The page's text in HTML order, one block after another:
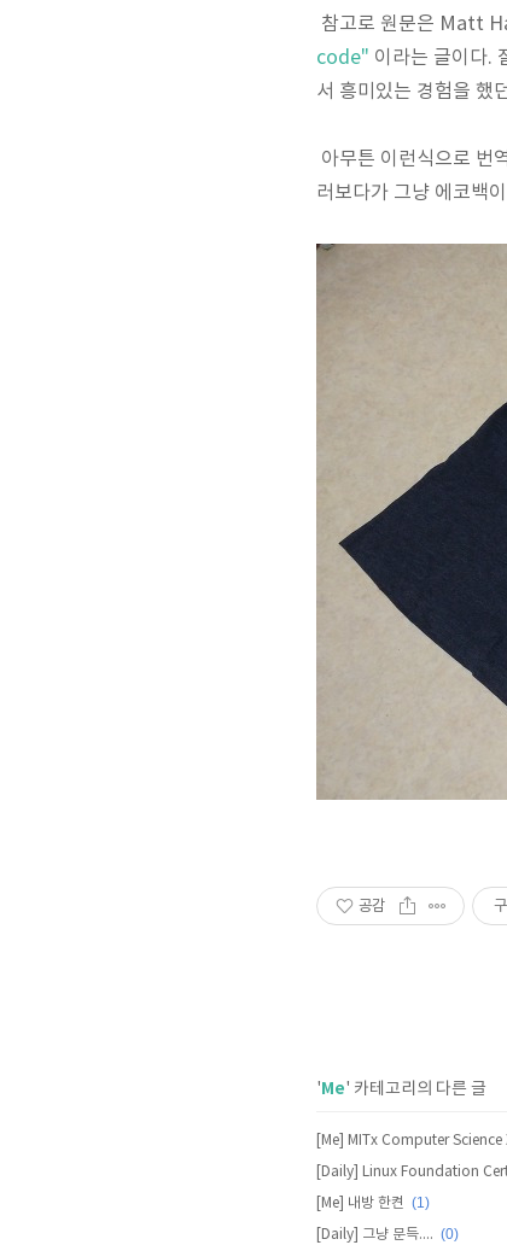
참고로 원문은 Matt
code" 이라는 글이다.
서 흥미있는 경험을 했
아무튼 이런식으로 번
러보다가 그냥 에코백
공감
'Me' 카테고리의 다른 글
[Me] MITx Computer Science
[Me] 내방 한켠 (1)
[Daily] 그냥 문득.... (0)